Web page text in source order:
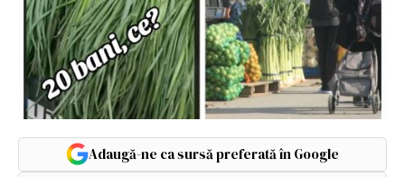
Adaugă-ne ca sursă preferată în Google